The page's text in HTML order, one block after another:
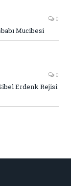
0
Mucibesi
0
Erdenk Rejisi: